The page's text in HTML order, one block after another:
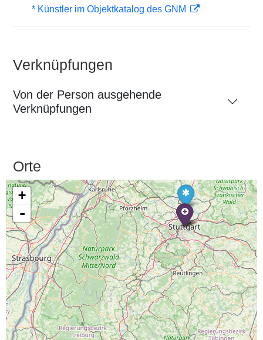
* Künstler im Objektkatalog des GNM
Verknüpfungen
Von der Person ausgehende
Verknüpfungen
Orte
+
-